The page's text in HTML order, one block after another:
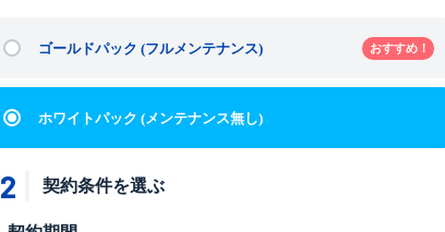
ゴールドパック (フルメンテナンス) おすすめ！
ホワイトパック (メンテナンス無し)
2 契約条件を選ぶ